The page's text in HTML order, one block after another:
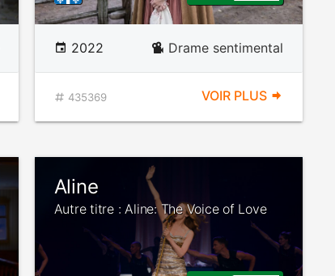
2022 Drame sentimental
435369 VOIR PLUS
Aline
Autre titre : Aline: The Voice of Love